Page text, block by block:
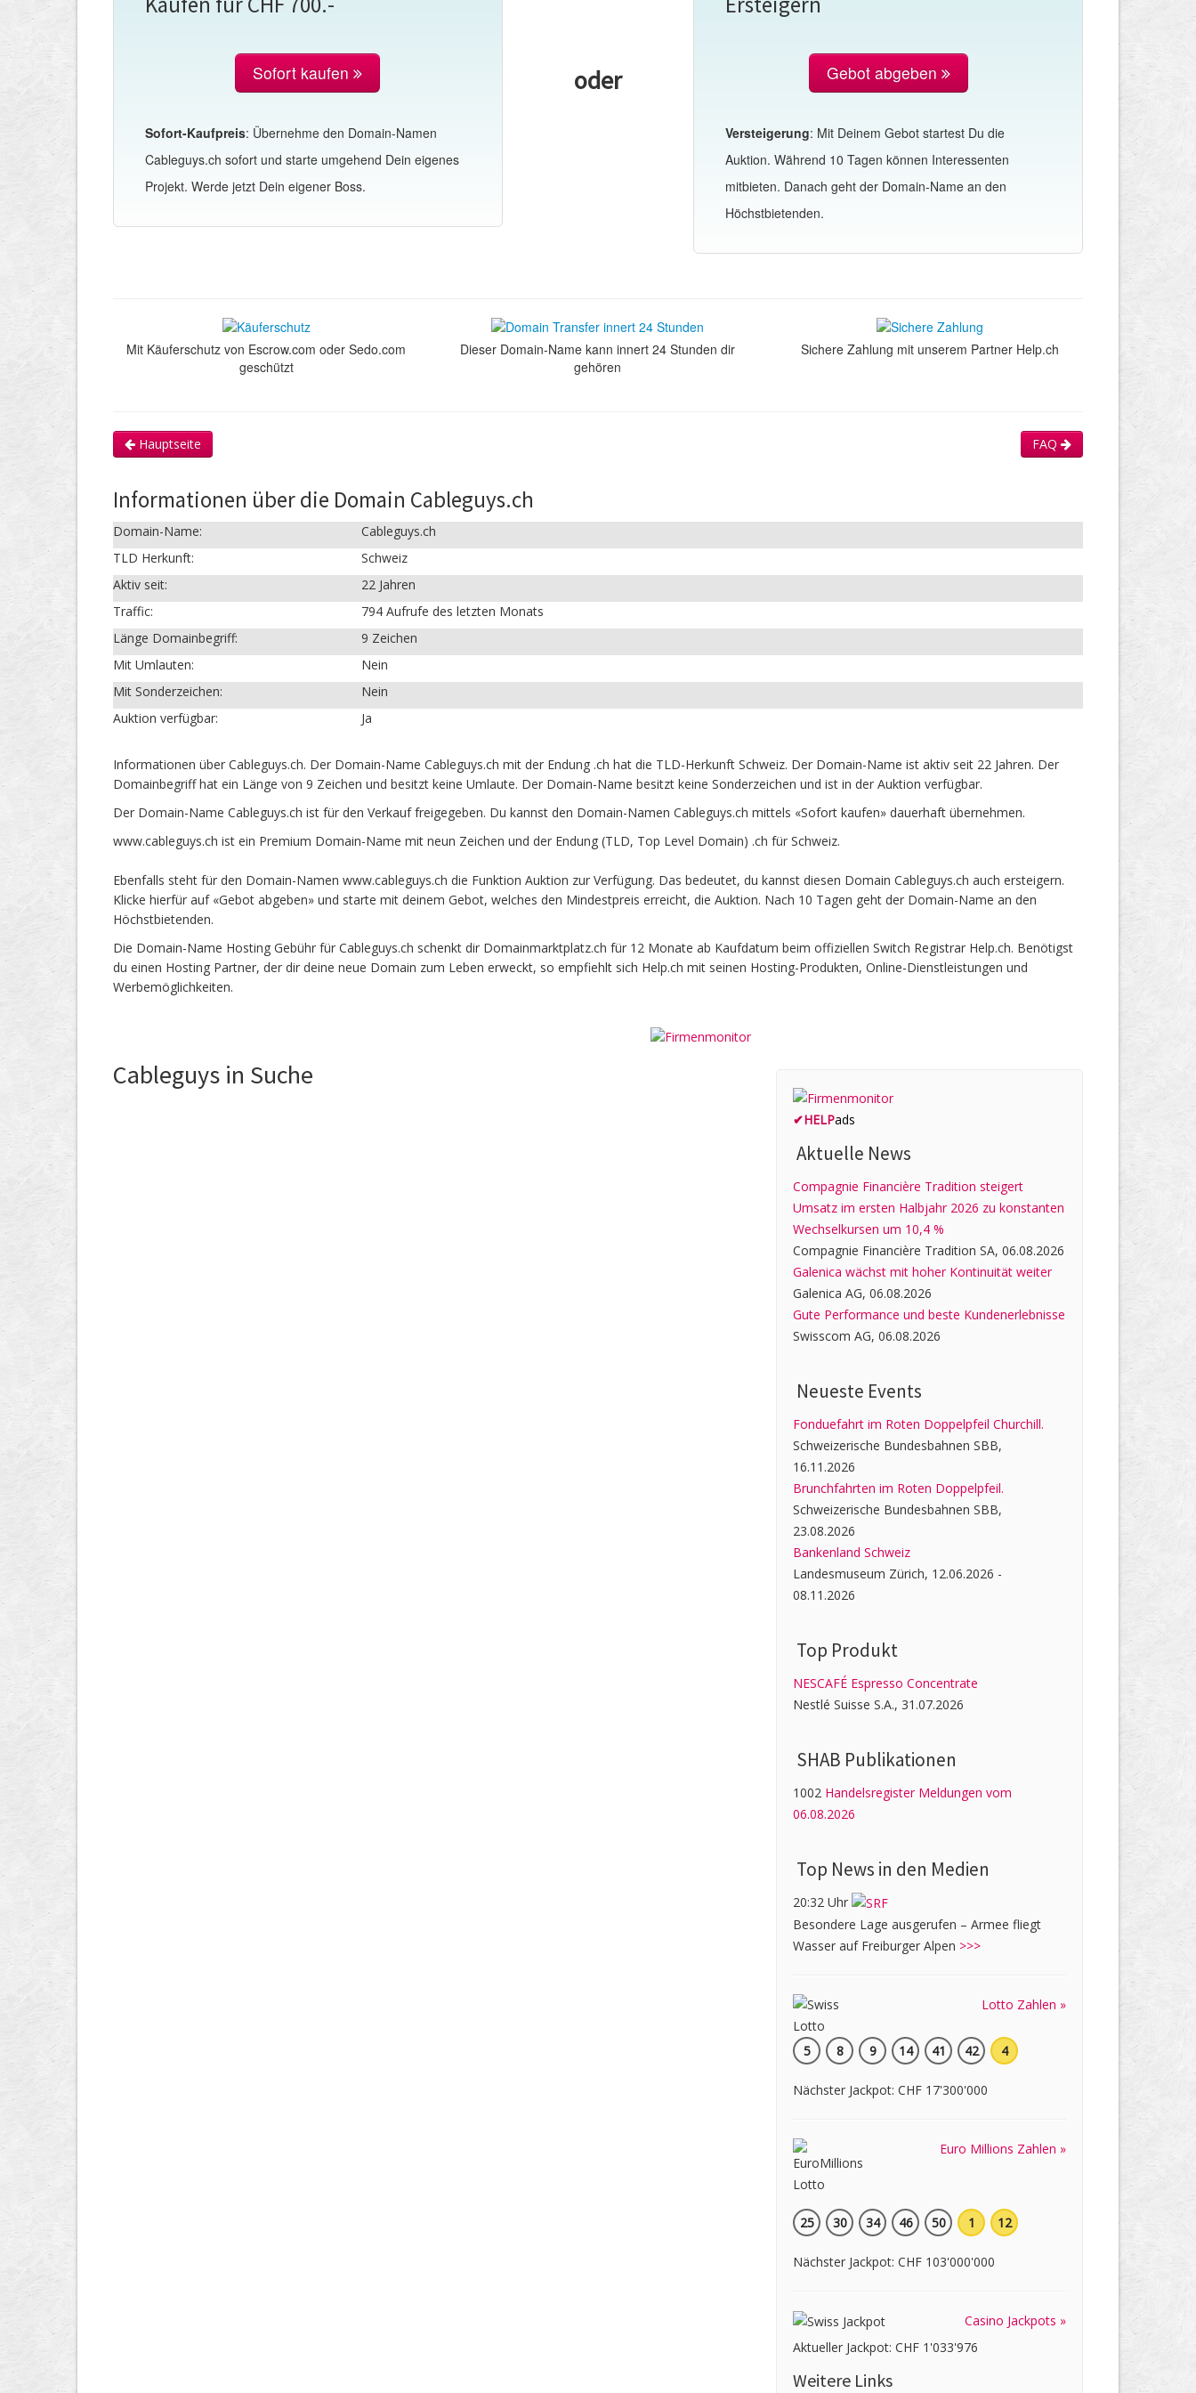
Sofort kaufen
Sofort-Kaufpreis: Übernehme den Domain-Namen
Cableguys.ch sofort und starte umgehend Dein eigenes
Projekt. Werde jetzt Dein eigener Boss.
oder Gebot abgeben
Versteigerung: Mit Deinem Gebot startest Du die
Auktion. Während 10 Tagen können Interessenten
mitbieten. Danach geht der Domain-Name an den
Höchstbietenden.
Mit Käuferschutz von Escrow.com oder Sedo.com
geschützt
Dieser Domain-Name kann innert 24 Stunden dir
gehören
Sichere Zahlung mit unserem Partner Help.ch
Hauptseite FAQ
Informationen über die Domain Cableguys.ch
Domain-Name:
Cableguys.ch
TLD Herkunft:
Schweiz
Aktiv seit:
22 Jahren
Traffic:
794 Aufrufe des letzten Monats
Länge Domainbegriff:
9 Zeichen
Mit Umlauten:
Nein
Mit Sonderzeichen:
Nein
Auktion verfügbar:
Ja
Informationen über Cableguys.ch. Der Domain-Name Cableguys.ch mit der Endung .ch hat die TLD-Herkunft Schweiz. Der Domain-Name ist aktiv seit 22 Jahren. Der
Domainbegriff hat ein Länge von 9 Zeichen und besitzt keine Umlaute. Der Domain-Name besitzt keine Sonderzeichen und ist in der Auktion verfügbar.
Der Domain-Name Cableguys.ch ist für den Verkauf freigegeben. Du kannst den Domain-Namen Cableguys.ch mittels «Sofort kaufen» dauerhaft übernehmen.
www.cableguys.ch ist ein Premium Domain-Name mit neun Zeichen und der Endung (TLD, Top Level Domain) .ch für Schweiz.
Ebenfalls steht für den Domain-Namen www.cableguys.ch die Funktion Auktion zur Verfügung. Das bedeutet, du kannst diesen Domain Cableguys.ch auch ersteigern.
Klicke hierfür auf «Gebot abgeben» und starte mit deinem Gebot, welches den Mindestpreis erreicht, die Auktion. Nach 10 Tagen geht der Domain-Name an den
Höchstbietenden.
Die Domain-Name Hosting Gebühr für Cableguys.ch schenkt dir Domainmarktplatz.ch für 12 Monate ab Kaufdatum beim offiziellen Switch Registrar Help.ch. Benötigst
du einen Hosting Partner, der dir deine neue Domain zum Leben erweckt, so empfiehlt sich Help.ch mit seinen Hosting-Produkten, Online-Dienstleistungen und
Werbemöglichkeiten.
Cableguys in Suche
✔HELPads
Aktuelle News
Compagnie Financière Tradition steigert
Umsatz im ersten Halbjahr 2026 zu konstanten
Wechselkursen um 10,4 %
Compagnie Financière Tradition SA, 06.08.2026
Galenica wächst mit hoher Kontinuität weiter
Galenica AG, 06.08.2026
Gute Performance und beste Kundenerlebnisse
Swisscom AG, 06.08.2026
Neueste Events
Fonduefahrt im Roten Doppelpfeil Churchill.
Schweizerische Bundesbahnen SBB,
16.11.2026
Brunchfahrten im Roten Doppelpfeil.
Schweizerische Bundesbahnen SBB,
23.08.2026
Bankenland Schweiz
Landesmuseum Zürich, 12.06.2026 -
08.11.2026
Top Produkt
NESCAFÉ Espresso Concentrate
Nestlé Suisse S.A., 31.07.2026
SHAB Publi­kati­onen
1002 Handelsregister Meldungen vom
06.08.2026
Top News in den Medien
20:32 Uhr
Besondere Lage ausgerufen – Armee fliegt
Wasser auf Freiburger Alpen >>>
Lotto Zahlen »
5 8 9 14 41 42 4
Nächster Jackpot: CHF 17'300'000
Euro Millions Zahlen »
25 30 34 46 50 1 12
Nächster Jackpot: CHF 103'000'000
Casino Jackpots »
Aktueller Jackpot: CHF 1'033'976
Weitere Links